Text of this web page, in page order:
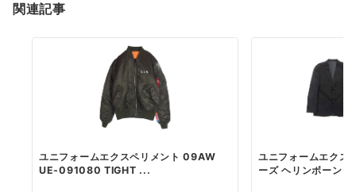
関連記事
ユニフォームエクスペリメント 09AW
UE-091080 TIGHT ...
ユニフォームエクス
ーズ ヘリンボーン